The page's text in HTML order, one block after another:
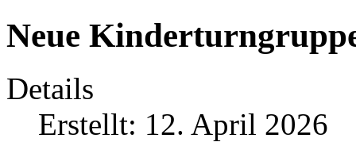
Neue
Details
Erstellt: 12. April 2026